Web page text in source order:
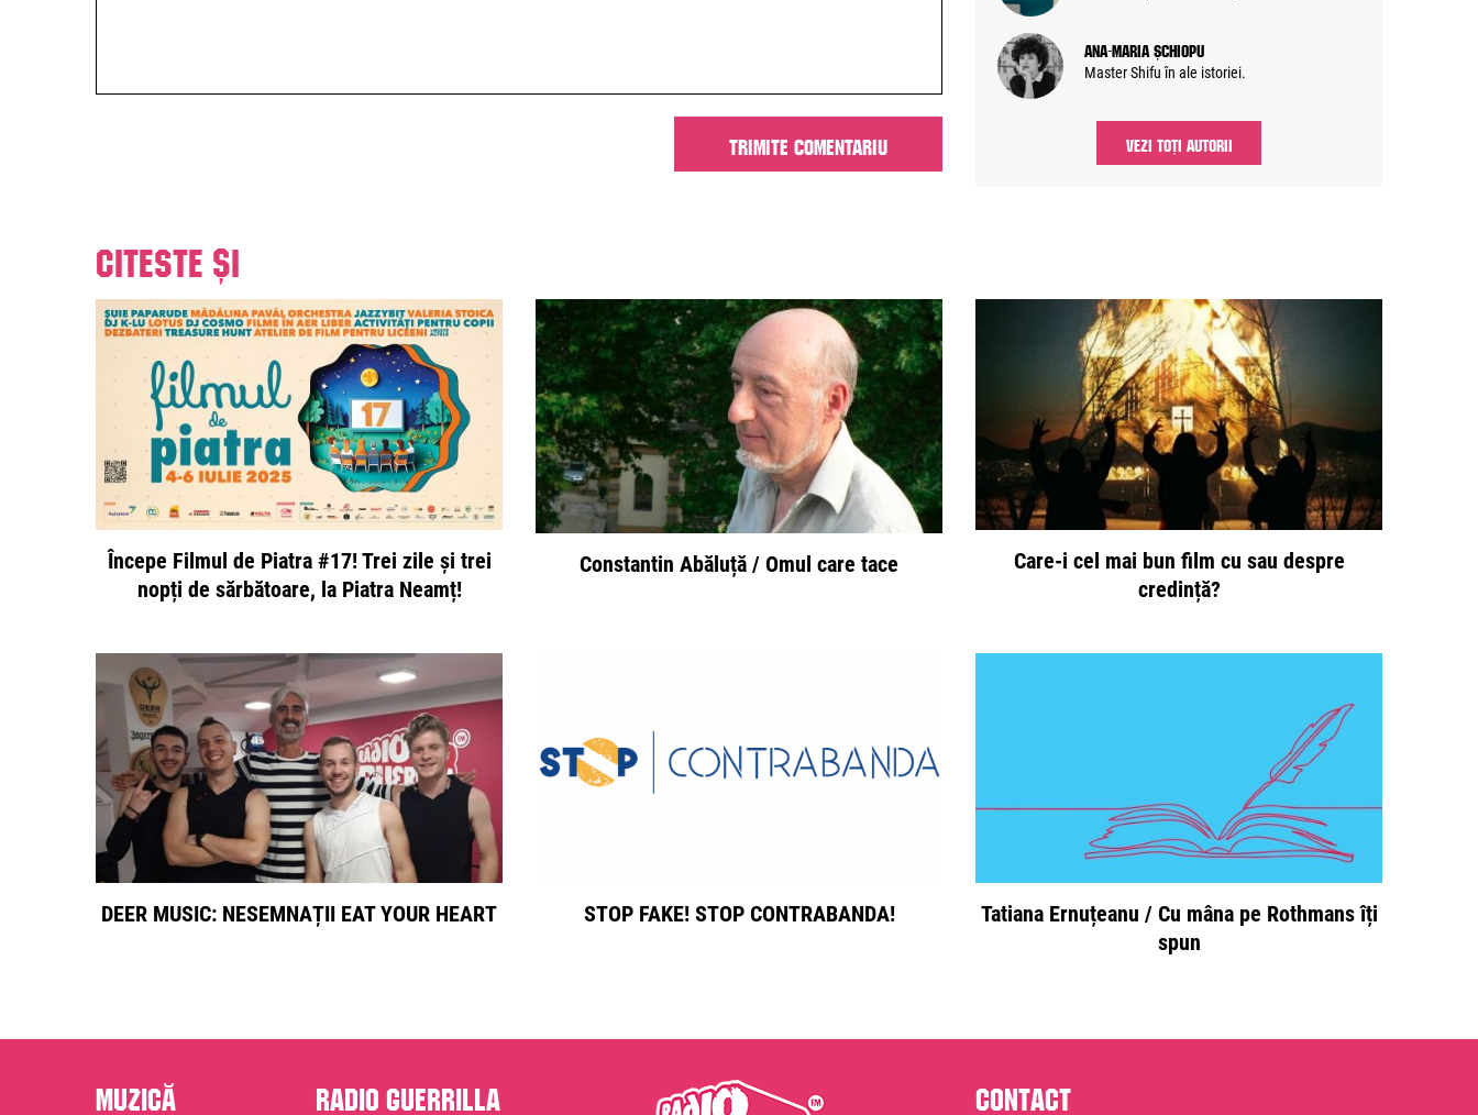
Ana-Maria Șchiopu
Master Shifu în ale istoriei.
VEZI TOȚI AUTORII
Citeste și
Începe Filmul de Piatra #17! Trei zile și trei
nopți de sărbătoare, la Piatra Neamț!
Constantin Abăluță / Omul care tace
Care-i cel mai bun film cu sau despre
credință?
DEER MUSIC: NESEMNAȚII EAT YOUR HEART STOP FAKE! STOP CONTRABANDA!
Tatiana Ernuțeanu / Cu mâna pe Rothmans îți
spun
Muzică Radio Guerrilla Contact